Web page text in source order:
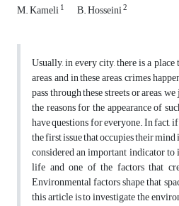
M. Kameli1 B. Hosseini2
Usually, in every city, there is a
areas, and in these areas, crimes
pass through these streets or areas,
the reasons for the appearance of
have questions for everyone. In fact,
the first issue that occupies their mind
considered an important indicator
life and one of the factors that
Environmental factors shape that
this article is to investigate the